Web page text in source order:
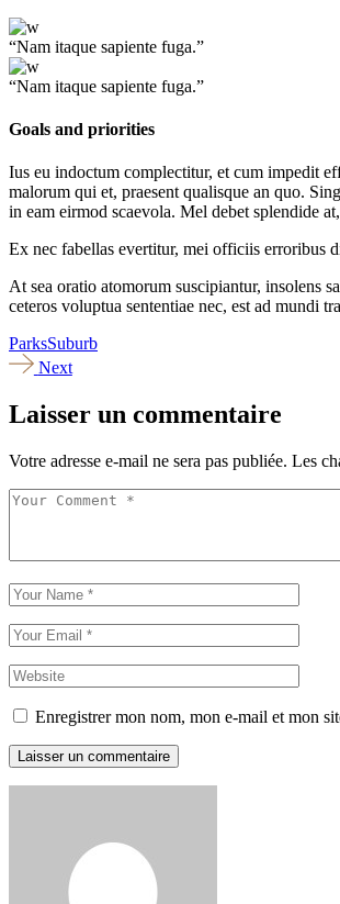
“Nam itaque sapiente fuga.”
“Nam itaque sapiente fuga.”
Goals and priorities
Ius eu indoctum complectitur, et cum impedit
malorum qui et, praesent qualisque an quo.
in eam eirmod scaevola. Mel debet splendide
Ex nec fabellas evertitur, mei officiis erroribus
At sea oratio atomorum suscipiantur, insolens
ceteros voluptua sententiae nec, est ad mundi
ParksSuburb
Next
Laisser un commentaire
Votre adresse e-mail ne sera pas publiée. Les
Enregistrer mon nom, mon e-mail et mon
Laisser un commentaire